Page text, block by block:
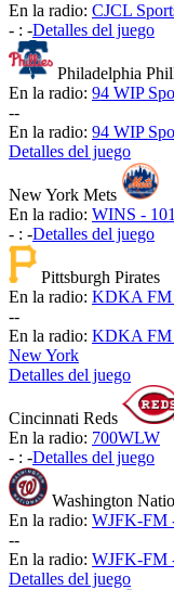
En la radio: CJCL
- : -Detalles del juego
Philadelphia
En la radio: 94 WIP
--
En la radio: 94 WIP
Detalles del juego
New York Mets
En la radio: WINS -
- : -Detalles del juego
Pittsburgh Pirates
En la radio: KDKA FM
--
En la radio: KDKA FM
New York
Detalles del juego
Cincinnati Reds
En la radio: 700WLW
- : -Detalles del juego
Washington
En la radio: WJFK-FM
--
En la radio: WJFK-FM
Detalles del juego